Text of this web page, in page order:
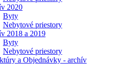
2020
Byty
Nebytové priestory
2018 a 2019
Byty
Nebytové priestory
a Objednávky - archív